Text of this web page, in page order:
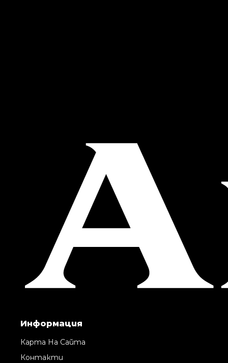
Информация
Карта На Сайта
Контакти